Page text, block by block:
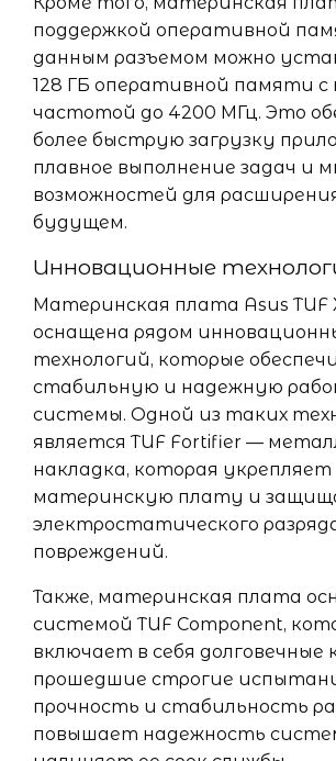
поддержкой оперативной
данным разъемом можно
128 ГБ оперативной памяти
частотой до 4200 МГц. Это
более быструю загрузку
плавное выполнение задач и
возможностей для
будущем.
Инновационные
Материнская плата Asus TUF
оснащена рядом
технологий, которые
стабильную и надежную
системы. Одной из таких
является TUF Fortifier —
накладка, которая укрепляет
материнскую плату и
электростатического
повреждений.
Также, материнская плата
системой TUF Component,
включает в себя долговечные
прошедшие строгие
прочность и стабильность
повышает надежность